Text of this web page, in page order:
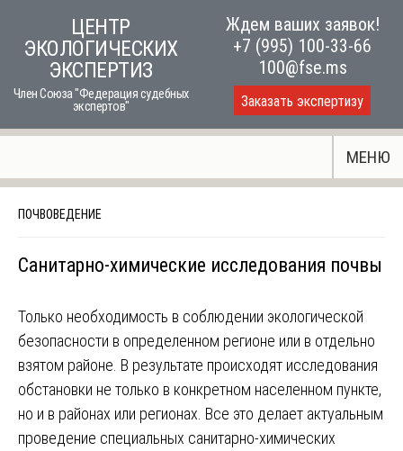
content
ЦЕНТР
ЭКОЛОГИЧЕСКИХ
ЭКСПЕРТИЗ
Член Союза "Федерация судебных
экспертов"
Ждем ваших заявок!
+7 (995) 100-33-66
100@fse.ms
Заказать экспертизу
МЕНЮ
ПОЧВОВЕДЕНИЕ
Санитарно-химические исследования почвы
Только необходимость в соблюдении экологической
безопасности в определенном регионе или в отдельно
взятом районе. В результате происходят исследования
обстановки не только в конкретном населенном пункте,
но и в районах или регионах. Все это делает актуальным
проведение специальных санитарно-химических